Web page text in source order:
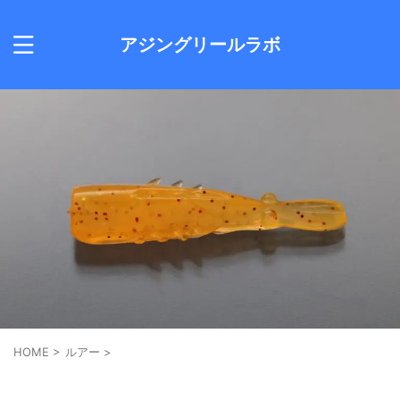
アジングリールラボ
HOME > ルアー >